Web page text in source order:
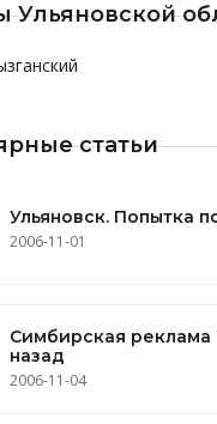
Ульяновской
статьи
Ульяновск. Попытка
2006-11-01
Симбирская реклама
назад
2006-11-04